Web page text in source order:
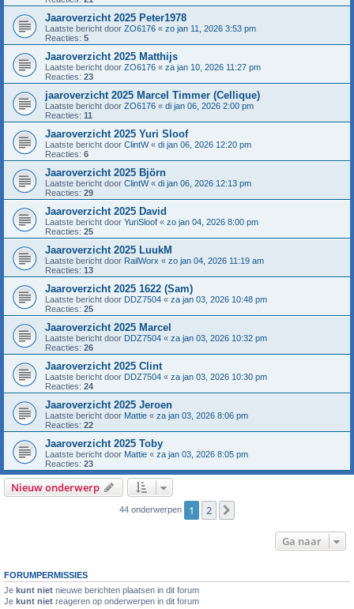
Jaaroverzicht 2025 Peter1978
Laatste bericht door ZO6176 « zo jan 11, 2026 3:53 pm
Reacties: 5
Jaaroverzicht 2025 Matthijs
Laatste bericht door ZO6176 « za jan 10, 2026 11:27 pm
Reacties: 23
jaaroverzicht 2025 Marcel Timmer (Cellique)
Laatste bericht door ZO6176 « di jan 06, 2026 2:00 pm
Reacties: 11
Jaaroverzicht 2025 Yuri Sloof
Laatste bericht door ClintW« di jan 06, 2026 12:20 pm
Reacties: 6
Jaaroverzicht 2025 Björn
Laatste bericht door ClintW« di jan 06, 2026 12:13 pm
Reacties: 29
Jaaroverzicht 2025 David
Laatste bericht door YuriSloof « zo jan 04, 2026 8:00 pm
Reacties: 25
Jaaroverzicht 2025 LuukM
Laatste bericht door RailWorx « zo jan 04, 2026 11:19 am
Reacties: 13
Jaaroverzicht 2025 1622 (Sam)
Laatste bericht door DDZ7504 « za jan 03, 2026 10:48 pm
Reacties: 25
Jaaroverzicht 2025 Marcel
Laatste bericht door DDZ7504 « za jan 03, 2026 10:32 pm
Reacties: 26
Jaaroverzicht 2025 Clint
Laatste bericht door DDZ7504 « za jan 03, 2026 10:30 pm
Reacties: 24
Jaaroverzicht 2025 Jeroen
Laatste bericht door Mattie « za jan 03, 2026 8:06 pm
Reacties: 22
Jaaroverzicht 2025 Toby
Laatste bericht door Mattie « za jan 03, 2026 8:05 pm
Reacties: 23
Nieuw onderwerp
44 onderwerpen 1 2
Ga naar
FORUMPERMISSIES
Je kunt niet nieuwe berichten plaatsen in dit forum
Je kunt niet reageren op onderwerpen in dit forum